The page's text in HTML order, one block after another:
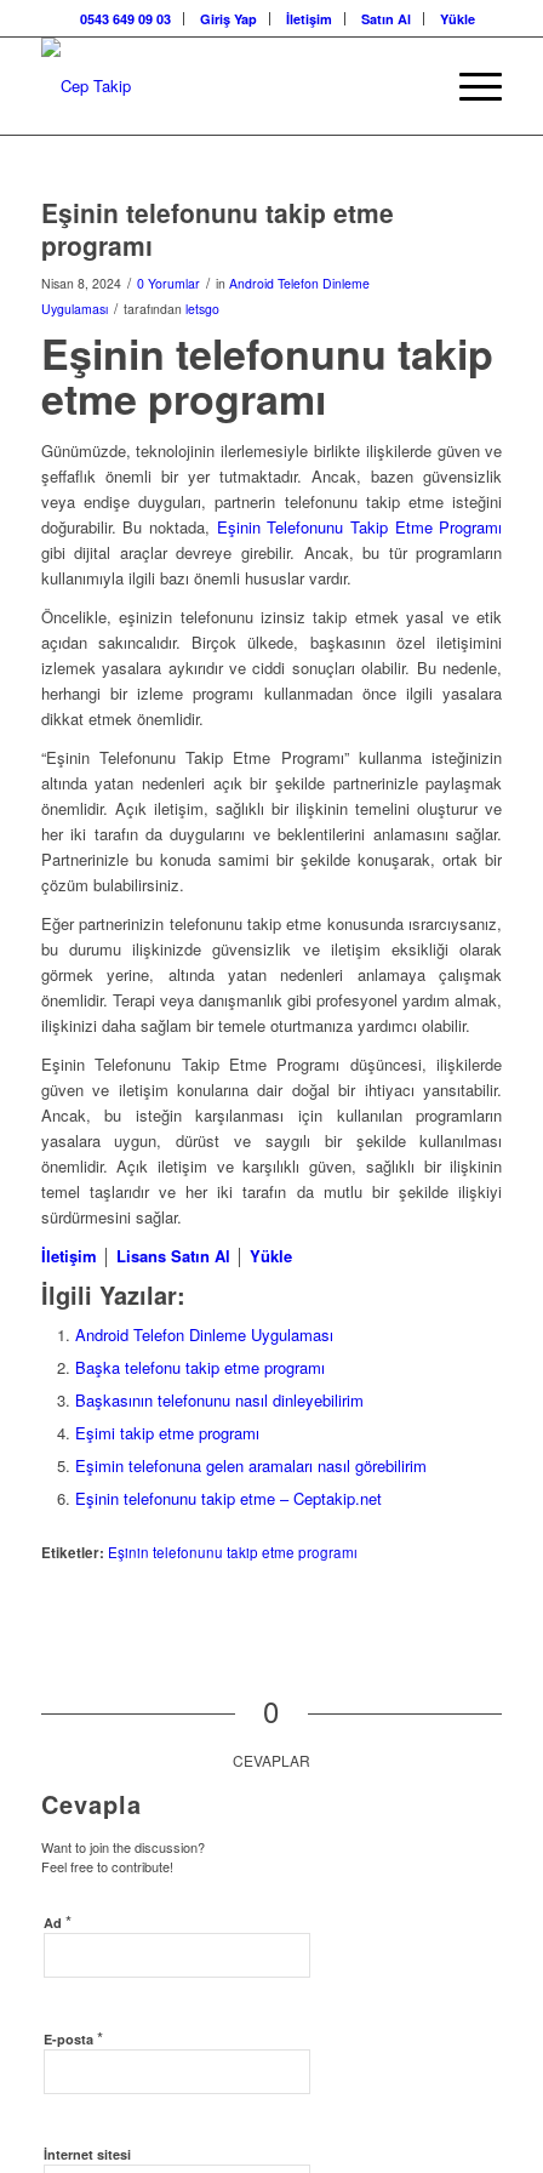
0543 649 09 03 Giriş Yap İletişim Satın Al Yükle
Eşinin telefonunu takip etme
programı
Nisan 8, 2024 / 0 Yorumlar / in Android Telefon Dinleme
Uygulaması / tarafından letsgo
Eşinin telefonunu takip
etme programı
Günümüzde, teknolojinin ilerlemesiyle birlikte ilişkilerde güven ve
şeffaflık önemli bir yer tutmaktadır. Ancak, bazen güvensizlik
veya endişe duyguları, partnerin telefonunu takip etme isteğini
doğurabilir. Bu noktada, Eşinin Telefonunu Takip Etme Programı
gibi dijital araçlar devreye girebilir. Ancak, bu tür programların
kullanımıyla ilgili bazı önemli hususlar vardır.
Öncelikle, eşinizin telefonunu izinsiz takip etmek yasal ve etik
açıdan sakıncalıdır. Birçok ülkede, başkasının özel iletişimini
izlemek yasalara aykırıdır ve ciddi sonuçları olabilir. Bu nedenle,
herhangi bir izleme programı kullanmadan önce ilgili yasalara
dikkat etmek önemlidir.
“Eşinin Telefonunu Takip Etme Programı” kullanma isteğinizin
altında yatan nedenleri açık bir şekilde partnerinizle paylaşmak
önemlidir. Açık iletişim, sağlıklı bir ilişkinin temelini oluşturur ve
her iki tarafın da duygularını ve beklentilerini anlamasını sağlar.
Partnerinizle bu konuda samimi bir şekilde konuşarak, ortak bir
çözüm bulabilirsiniz.
Eğer partnerinizin telefonunu takip etme konusunda ısrarcıysanız,
bu durumu ilişkinizde güvensizlik ve iletişim eksikliği olarak
görmek yerine, altında yatan nedenleri anlamaya çalışmak
önemlidir. Terapi veya danışmanlık gibi profesyonel yardım almak,
ilişkinizi daha sağlam bir temele oturtmanıza yardımcı olabilir.
Eşinin Telefonunu Takip Etme Programı düşüncesi, ilişkilerde
güven ve iletişim konularına dair doğal bir ihtiyacı yansıtabilir.
Ancak, bu isteğin karşılanması için kullanılan programların
yasalara uygun, dürüst ve saygılı bir şekilde kullanılması
önemlidir. Açık iletişim ve karşılıklı güven, sağlıklı bir ilişkinin
temel taşlarıdır ve her iki tarafın da mutlu bir şekilde ilişkiyi
sürdürmesini sağlar.
İletişim
Lisans Satın Al Yükle
İlgili Yazılar:
Android Telefon Dinleme Uygulaması
Başka telefonu takip etme programı
Başkasının telefonunu nasıl dinleyebilirim
Eşimi takip etme programı
Eşimin telefonuna gelen aramaları nasıl görebilirim
Eşinin telefonunu takip etme – Ceptakip.net
Etiketler: Eşinin telefonunu takip etme programı
0
CEVAPLAR
Cevapla
Want to join the discussion?
Feel free to contribute!
Ad *
E-posta *
İnternet sitesi